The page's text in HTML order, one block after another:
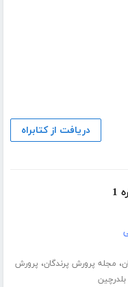
دریافت از کتابراه
، مجله پرورش پرندگان، پرورش